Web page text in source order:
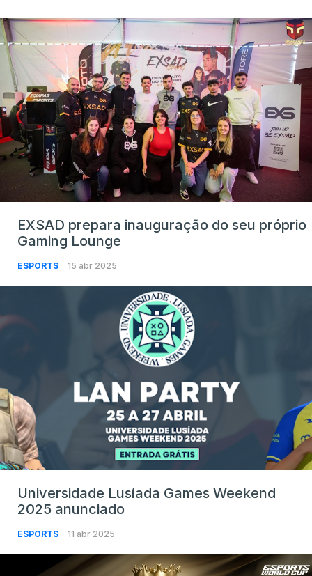
EXSAD prepara inauguração do seu próprio
Gaming Lounge
ESPORTS 15 abr 2025
Universidade Lusíada Games Weekend
2025 anunciado
ESPORTS 11 abr 2025